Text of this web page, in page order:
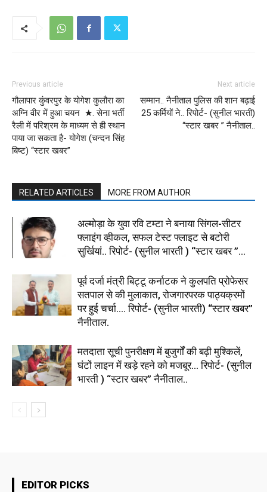
Previous article
गौलापार कुंवरपुर के योगेश कुलौरा का
अग्नि वीर में हुआ चयन ★. सेना भर्ती
रैली में परिश्रम के माध्यम से ही स्थान
पाया जा सकता है- योगेश (चन्दन सिंह
बिष्ट) “स्टार खबर”
Next article
सम्मान.. नैनीताल पुलिस की शान बढ़ाई
25 कर्मियों ने.. रिपोर्ट- (सुनील भारती)
“स्टार खबर ” नैनीताल..
RELATED ARTICLES MORE FROM AUTHOR
अल्मोड़ा के युवा रवि टम्टा ने बनाया सिंगल-सीटर
फ्लाइंग व्हीकल, सफल टेस्ट फ्लाइट से बटोरी
सुर्खियां.. रिपोर्ट- (सुनील भारती ) “स्टार खबर ”...
पूर्व दर्जा मंत्री बिट्टू कर्नाटक ने कुलपति प्रोफेसर
सतपाल से की मुलाकात, रोजगारपरक पाठ्यक्रमों
पर हुई चर्चा…. रिपोर्ट- (सुनील भारती) “स्टार खबर”
नैनीताल.
मतदाता सूची पुनरीक्षण में बुजुर्गों की बढ़ी मुश्किलें,
घंटों लाइन में खड़े रहने को मजबूर… रिपोर्ट- (सुनील
भारती ) “स्टार खबर” नैनीताल..
EDITOR PICKS